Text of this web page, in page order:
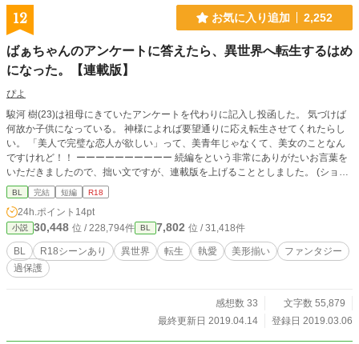
12 お気に入り追加 2,252
ばぁちゃんのアンケートに答えたら、異世界へ転生するはめ
になった。【連載版】
ぴよ
駿河 樹(23)は祖母にきていたアンケートを代わりに記入し投函した。 気づけば
何故か子供になっている。 神様によれば要望通りに応え転生させてくれたらし
い。 「美人で完璧な恋人が欲しい」って、美青年じゃなくて、美女のことなん
ですけれど！！ ーーーーーーーーーー 続編をという非常にありがたいお言葉を
いただきましたので、拙い文ですが、連載版を上げることとしました。 (ショー
ト完結を更新してよいのか迷い新しくしました) 設定緩々ですので温かい目で読
んでいただけると幸いです。 本編完結しております。 有難いことに、ご要望を
いただき、その後の２人をあげました。
BL 完結 短編 R18
24h.ポイント 14pt
小説 30,448 位 / 228,794件 BL 7,802 位 / 31,418件
BL R18シーンあり 異世界 転生 執愛 美形揃い
ファンタジー
過保護
感想数 33
文字数 55,879
最終更新日 2019.04.14
登録日 2019.03.06